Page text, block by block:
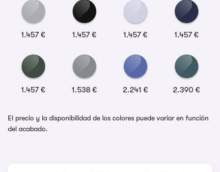
1.457 € 1.457 € 1.457 € 1.457 €
1.457 € 1.538 € 2.241 € 2.390 €
El precio y la disponibilidad de los colores puede variar en función
del acabado.